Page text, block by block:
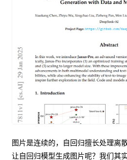
图片是连续的，自回归擅长处理离
让自回归模型生成图片呢？我们其